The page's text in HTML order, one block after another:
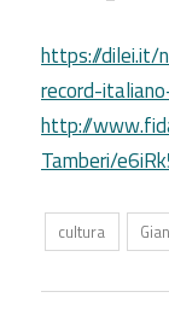
https://dilei.it/
record-
http://
Tamberi/
cultura